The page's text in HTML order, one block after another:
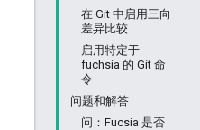
在 Git 中启用三向
差异比较
启用特定于
fuchsia 的 Git 命
令
问题和解答
问：Fucsia 是否